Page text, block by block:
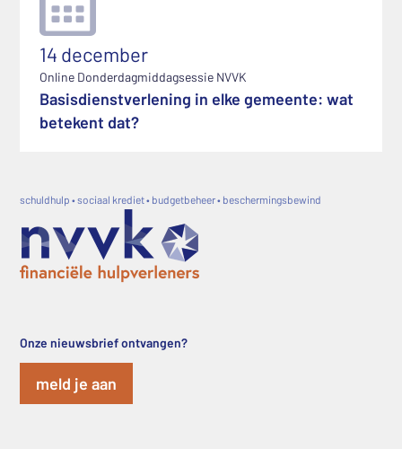
14 december
Online Donderdagmiddagsessie NVVK
Basisdienstverlening in elke gemeente: wat
betekent dat?
schuldhulp • sociaal krediet • budgetbeheer • beschermingsbewind
Onze nieuwsbrief ontvangen?
meld je aan